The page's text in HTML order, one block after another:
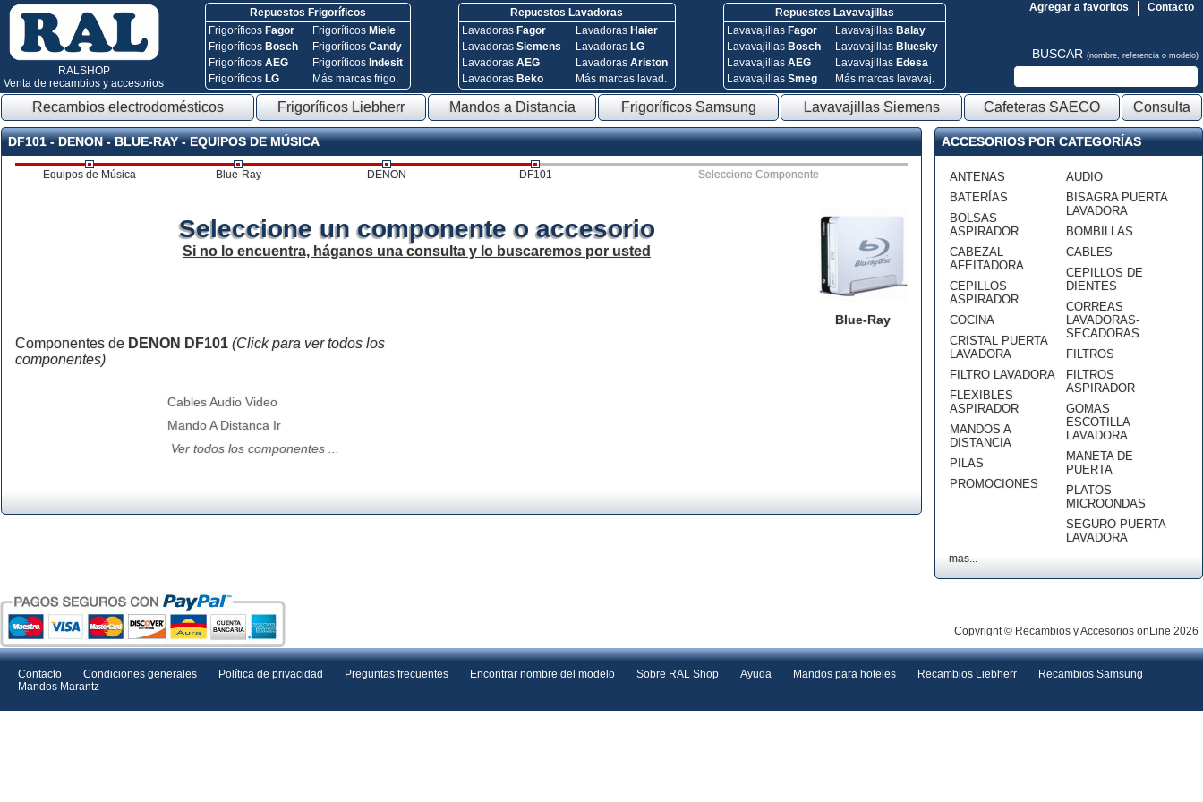
RALSHOP
Venta de recambios y accesorios
Repuestos Frigoríficos
Frigoríficos Fagor
Frigoríficos Bosch
FrigoríficosAEG
Frigoríficos LG
Frigoríficos Miele
FrigoríficosCandy
Frigoríficos Indesit
Más marcas frigo.
Repuestos Lavadoras
Lavadoras Fagor
Lavadoras Siemens
Lavadoras AEG
Lavadoras Beko
Lavadoras Haier
Lavadoras LG
Lavadoras Ariston
Más marcas lavad.
Repuestos Lavavajillas
Lavavajillas Fagor
Lavavajillas Bosch
Lavavajillas AEG
Lavavajillas Smeg
Lavavajillas Balay
Lavavajillas Bluesky
Lavavajillas Edesa
Más marcas lavavaj.
Contacto
Agregar a favoritos
BUSCAR (nombre, referencia o modelo)
Recambios electrodomésticos Frigoríficos Liebherr Mandos a Distancia Frigoríficos Samsung Lavavajillas Siemens Cafeteras SAECO Consulta
DF101 - DENON - BLUE-RAY - EQUIPOS DE MÚSICA
Equipos de Música Blue-Ray DENON DF101 Seleccione Componente
Blue-Ray
Seleccione un componente o accesorio
Si no lo encuentra, háganos una consulta y lo buscaremos por usted
Componentes de DENON DF101 (Click para ver todos los
componentes)
Cables Audio Video
Mando A Distanca Ir
Ver todos los componentes ...
ACCESORIOS POR CATEGORÍAS
ANTENAS
BATERÍAS
BOLSAS
ASPIRADOR
CABEZAL
AFEITADORA
CEPILLOS
ASPIRADOR
COCINA
CRISTAL PUERTA
LAVADORA
FILTRO LAVADORA
FLEXIBLES
ASPIRADOR
MANDOS A
DISTANCIA
PILAS
PROMOCIONES
AUDIO
BISAGRA PUERTA
LAVADORA
BOMBILLAS
CABLES
CEPILLOS DE
DIENTES
CORREAS
LAVADORAS-
SECADORAS
FILTROS
FILTROS
ASPIRADOR
GOMAS
ESCOTILLA
LAVADORA
MANETA DE
PUERTA
PLATOS
MICROONDAS
SEGURO PUERTA
LAVADORA
mas...
Copyright © Recambios y Accesorios onLine 2026
Contacto Condiciones generales Política de privacidad Preguntas frecuentes Encontrar nombre del modelo Sobre RAL Shop Ayuda Mandos para hoteles Recambios Liebherr
Recambios Samsung
Mandos Marantz